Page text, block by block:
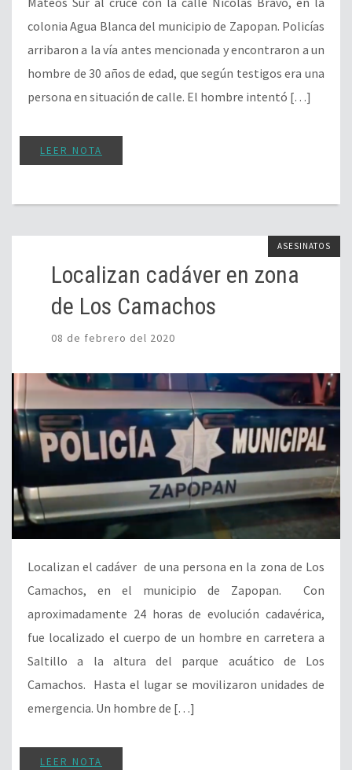
colonia Agua Blanca del municipio de Zapopan. Policías
arribaron a la vía antes mencionada y encontraron a un
hombre de 30 años de edad, que según testigos era una
persona en situación de calle. El hombre intentó […]
LEER NOTA
ASESINATOS
Localizan cadáver en zona
de Los Camachos
08 de febrero del 2020
Localizan el cadáver de una persona en la zona de Los
Camachos, en el municipio de Zapopan. Con
aproximadamente 24 horas de evolución cadavérica,
fue localizado el cuerpo de un hombre en carretera a
Saltillo a la altura del parque acuático de Los
Camachos. Hasta el lugar se movilizaron unidades de
emergencia. Un hombre de […]
LEER NOTA